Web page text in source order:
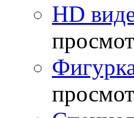
HD